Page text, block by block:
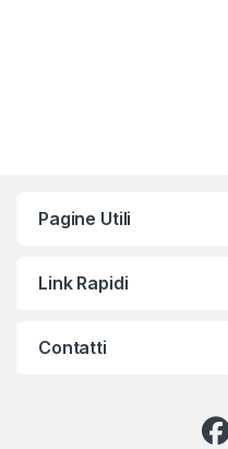
Pagine Utili
Link Rapidi
Contatti